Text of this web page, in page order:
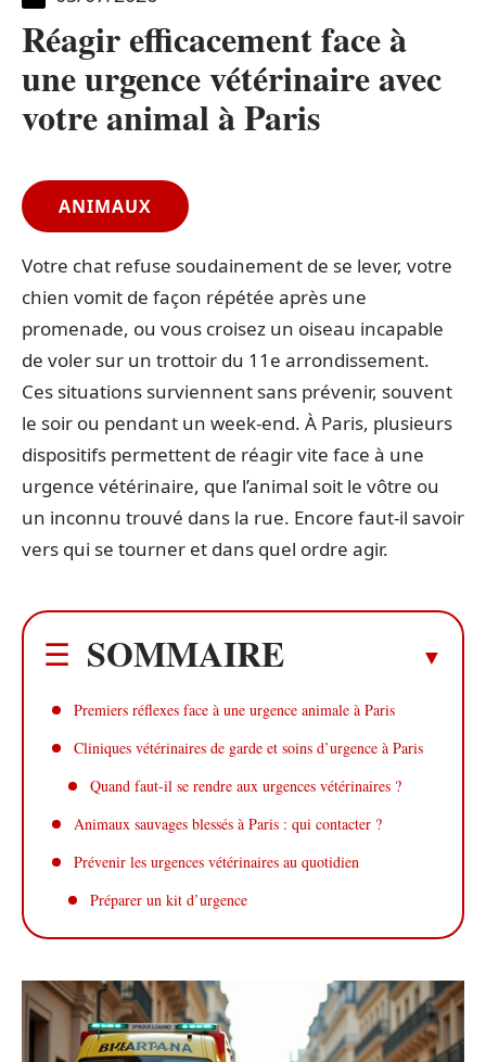
Réagir efficacement face à
une urgence vétérinaire avec
votre animal à Paris
ANIMAUX
Votre chat refuse soudainement de se lever, votre
chien vomit de façon répétée après une
promenade, ou vous croisez un oiseau incapable
de voler sur un trottoir du 11e arrondissement.
Ces situations surviennent sans prévenir, souvent
le soir ou pendant un week-end. À Paris, plusieurs
dispositifs permettent de réagir vite face à une
urgence vétérinaire, que l’animal soit le vôtre ou
un inconnu trouvé dans la rue. Encore faut-il savoir
vers qui se tourner et dans quel ordre agir.
SOMMAIRE
Premiers réflexes face à une urgence animale à Paris
Cliniques vétérinaires de garde et soins d’urgence à Paris
Quand faut-il se rendre aux urgences vétérinaires ?
Animaux sauvages blessés à Paris : qui contacter ?
Prévenir les urgences vétérinaires au quotidien
Préparer un kit d’urgence